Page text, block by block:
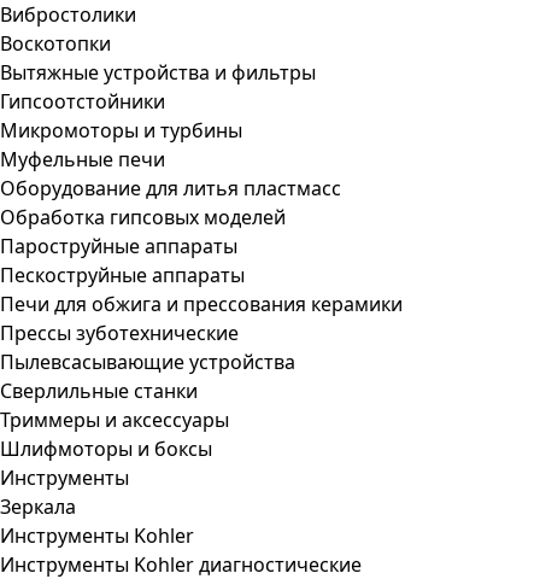
Вибростолики
Воскотопки
Вытяжные устройства и фильтры
Гипсоотстойники
Микромоторы и турбины
Муфельные печи
Оборудование для литья пластмасс
Обработка гипсовых моделей
Пароструйные аппараты
Пескоструйные аппараты
Печи для обжига и прессования керамики
Прессы зуботехнические
Пылевсасывающие устройства
Сверлильные станки
Триммеры и аксессуары
Шлифмоторы и боксы
Инструменты
Зеркала
Инструменты Kohler
Инструменты Kohler диагностические